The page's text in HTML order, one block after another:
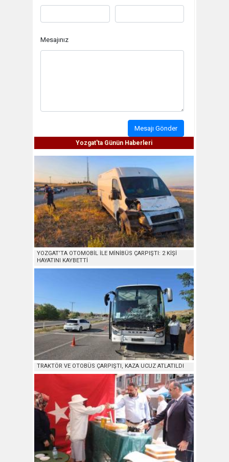
Mesajınız
Mesajı Gönder
Yozgat'ta Günün Haberleri
YOZGAT’TA OTOMOBİL İLE MİNİBÜS ÇARPIŞTI: 2 KİŞİ
HAYATINI KAYBETTİ
TRAKTÖR VE OTOBÜS ÇARPIŞTI, KAZA UCUZ ATLATILDI